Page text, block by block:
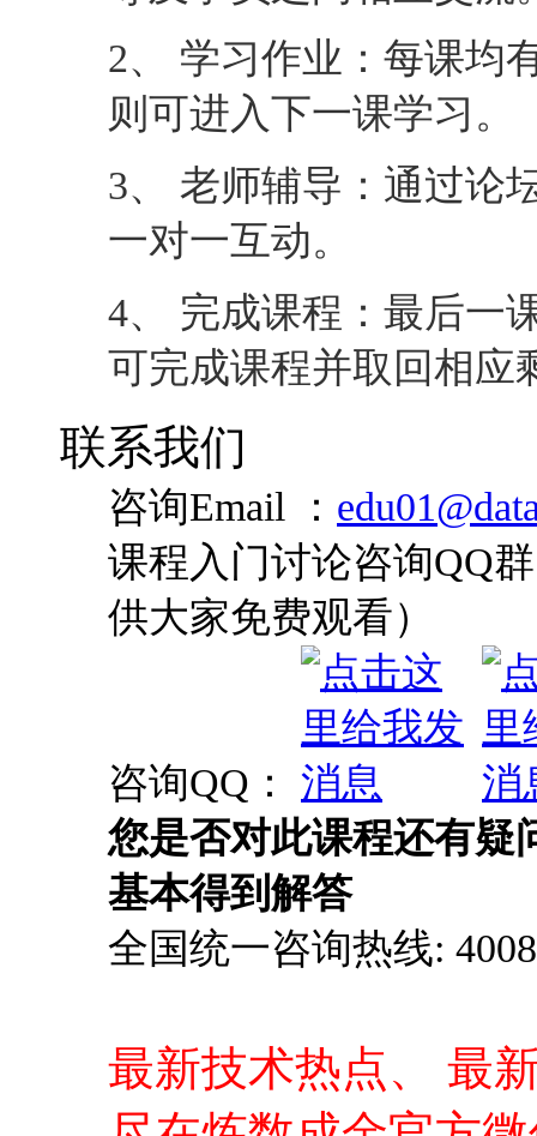
2、 学习作业：每课均
则可进入下一课学习。
3、 老师辅导：通过论
一对一互动。
4、 完成课程：最后一
可完成课程并取回相应
联系我们
咨询Email ：
课程入门讨论咨询QQ
供大家免费观看）
咨询QQ：
您是否对此课程还有疑
基本得到解答
全国统一咨询热线:
最新技术热点、 最